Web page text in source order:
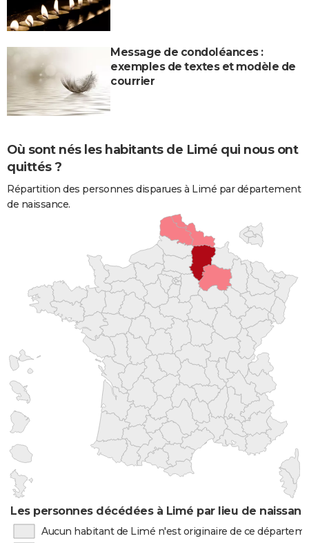
Message de condoléances :
exemples de textes et modèle de
courrier
Où sont nés les habitants de Limé qui nous ont
quittés ?
Répartition des personnes disparues à Limé par département
de naissance.
Les personnes décédées à Limé par lieu de
Aucun habitant de Limé n'est originaire de ce